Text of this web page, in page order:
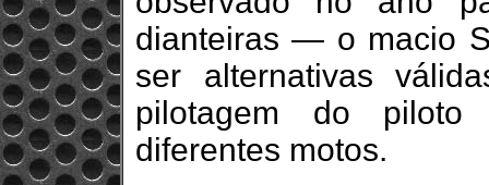
dianteiras — o macio
ser alternativas
pilotagem do
diferentes motos.